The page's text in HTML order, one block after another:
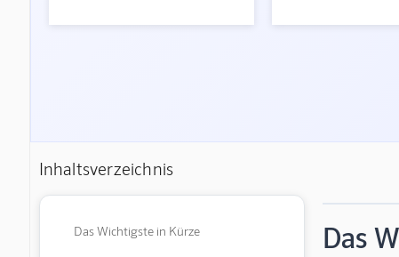
Inhaltsverzeichnis
Das Wichtigste in Kürze Das